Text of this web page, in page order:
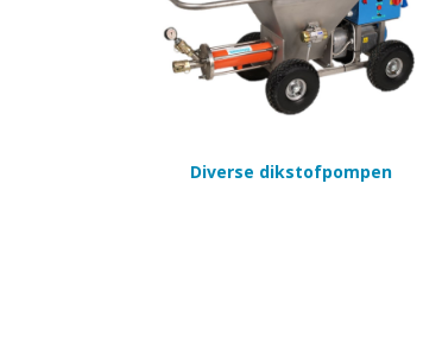
Diverse dikstofpompen